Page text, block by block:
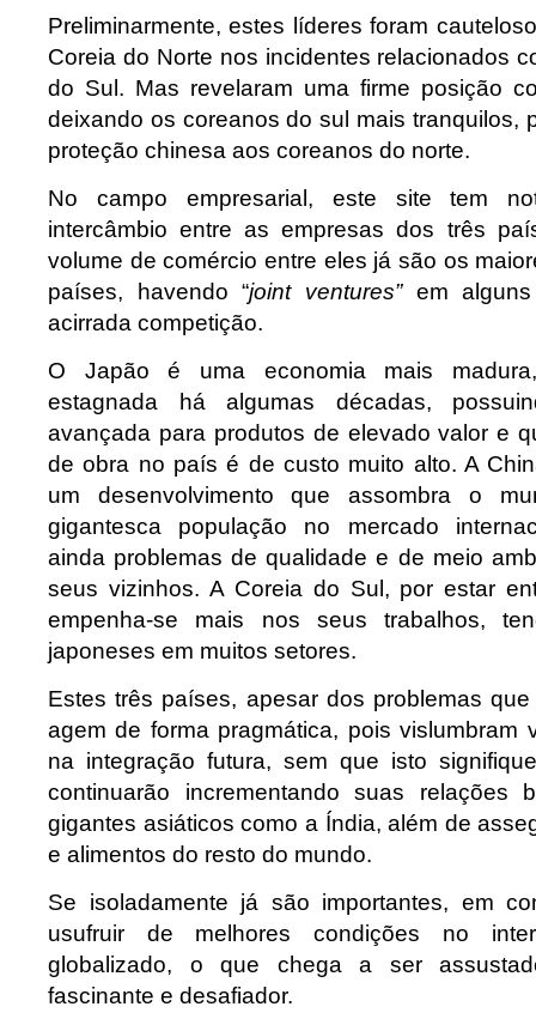
Preliminarmente, estes líderes foram
Coreia do Norte nos incidentes relacionados
do Sul. Mas revelaram uma firme posição
deixando os coreanos do sul mais tranquilos,
proteção chinesa aos coreanos do norte.
No campo empresarial, este site tem
intercâmbio entre as empresas dos três
volume de comércio entre eles já são os
países, havendo “joint ventures”em alguns
acirrada competição.
O Japão é uma economia mais
estagnada há algumas décadas,
avançada para produtos de elevado valor e
de obra no país é de custo muito alto. A
um desenvolvimento que assombra o
gigantesca população no mercado
ainda problemas de qualidade e de meio
seus vizinhos. A Coreia do Sul, por estar
empenha-se mais nos seus trabalhos,
japoneses em muitos setores.
Estes três países, apesar dos problemas
agem de forma pragmática, pois vislumbram
na integração futura, sem que isto
continuarão incrementando suas relações
gigantes asiáticos como a Índia, além de
e alimentos do resto do mundo.
Se isoladamente já são importantes, em
usufruir de melhores condições no
globalizado, o que chega a ser
fascinante e desafiador.